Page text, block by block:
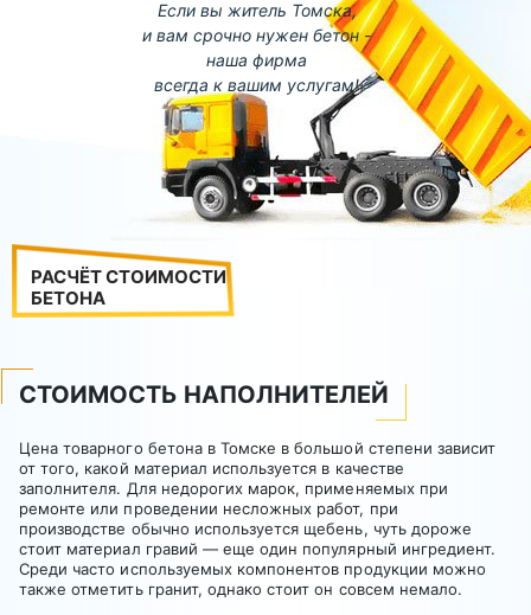
Если вы житель Томска,
и вам срочно нужен бетон -
наша фирма
всегда к вашим услугам!
РАСЧЁТ СТОИМОСТИ
БЕТОНА
СТОИМОСТЬ НАПОЛНИТЕЛЕЙ
Цена товарного бетона в Томске в большой степени зависит
от того, какой материал используется в качестве
заполнителя. Для недорогих марок, применяемых при
ремонте или проведении несложных работ, при
производстве обычно используется щебень, чуть дороже
стоит материал гравий — еще один популярный ингредиент.
Среди часто используемых компонентов продукции можно
также отметить гранит, однако стоит он совсем немало.